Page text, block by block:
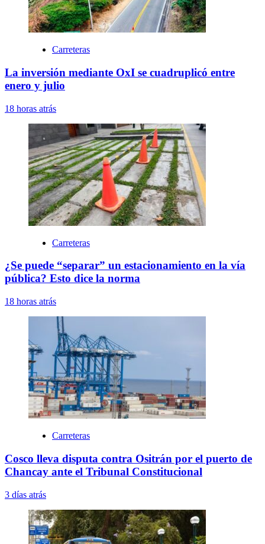
Carreteras
La inversión mediante OxI se cuadruplicó entre
enero y julio
18 horas atrás
Carreteras
¿Se puede “separar” un estacionamiento en la vía
pública? Esto dice la norma
18 horas atrás
Carreteras
Cosco lleva disputa contra Ositrán por el puerto de
Chancay ante el Tribunal Constitucional
3 días atrás